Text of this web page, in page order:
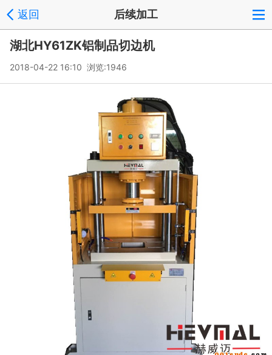
返回 后续加工
湖北HY61ZK铝制品切边机
2018-04-22 16:10 浏览:1946